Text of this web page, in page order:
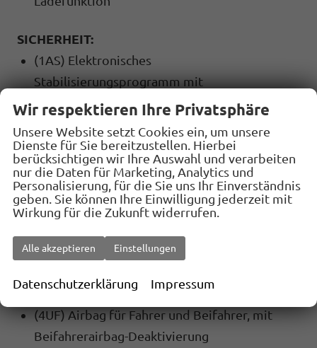
SICHERHEIT:
(1AS) Elektronisches
Stabilisierungsprogramm mit
Gegenlenkunterstützung, ABS, ASR, EDS, MSR
und Gespannstabilisierung
(8G4) Dynamischer Fernlichtassistent
""Dynamic Light Assist""
(4L6) Innenspiegel automatisch abblendend
(UG1) Berganfahrassistent
(8T8) Automatische Distanzregelung ACC
(7X2) Einparkhilfe vorne und hinten
(4UF) Airbag für Fahrer und Beifahrer, mit
Beifahrerairbag-Deaktivierung
Wir respektieren Ihre Privatsphäre
Unsere Website setzt Cookies ein, um unsere
Dienste für Sie bereitzustellen. Hierbei
berücksichtigen wir Ihre Auswahl und verarbeiten
nur die Daten für Marketing, Analytics und
Personalisierung, für die Sie uns Ihr Einverständnis
geben. Sie können Ihre Einwilligung jederzeit mit
Wirkung für die Zukunft widerrufen.
Alle akzeptieren Einstellungen
Datenschutzerklärung Impressum